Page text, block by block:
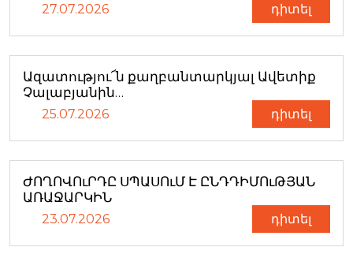
27.07.2026 դիտել
Ազատությու՜ն քաղբանտարկյալ Ավետիք
Չալաբյանին…
25.07.2026 դիտել
ԺՈՂՈՎՈւՐԴԸ ՍՊԱՍՈւՄ Է ԸՆԴԴԻՄՈւԹՅԱՆ
ԱՌԱՋԱՐԿԻՆ
23.07.2026 դիտել